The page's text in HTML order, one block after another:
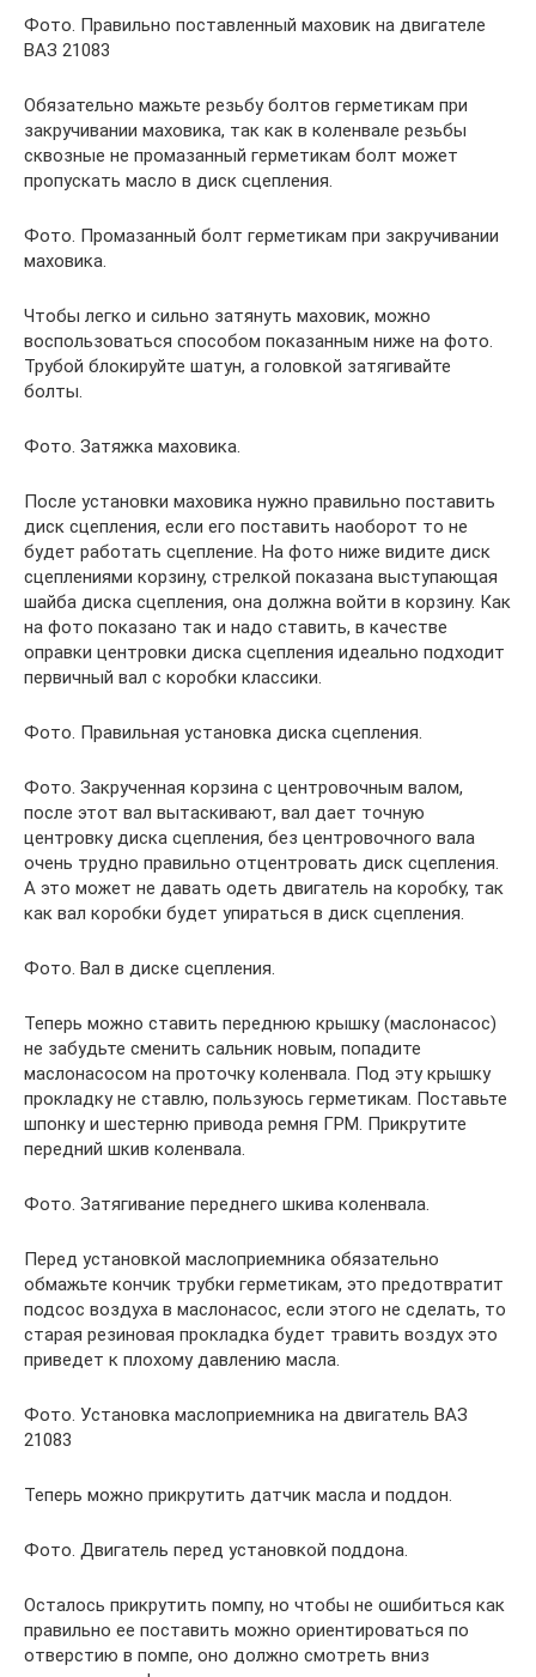
Фото. Правильно поставленный маховик на двигателе
ВАЗ 21083
Обязательно мажьте резьбу болтов герметикам при
закручивании маховика, так как в коленвале резьбы
сквозные не промазанный герметикам болт может
пропускать масло в диск сцепления.
Фото. Промазанный болт герметикам при закручивании
маховика.
Чтобы легко и сильно затянуть маховик, можно
воспользоваться способом показанным ниже на фото.
Трубой блокируйте шатун, а головкой затягивайте
болты.
Фото. Затяжка маховика.
После установки маховика нужно правильно поставить
диск сцепления, если его поставить наоборот то не
будет работать сцепление. На фото ниже видите диск
сцеплениями корзину, стрелкой показана выступающая
шайба диска сцепления, она должна войти в корзину. Как
на фото показано так и надо ставить, в качестве
оправки центровки диска сцепления идеально подходит
первичный вал с коробки классики.
Фото. Правильная установка диска сцепления.
Фото. Закрученная корзина с центровочным валом,
после этот вал вытаскивают, вал дает точную
центровку диска сцепления, без центровочного вала
очень трудно правильно отцентровать диск сцепления.
А это может не давать одеть двигатель на коробку, так
как вал коробки будет упираться в диск сцепления.
Фото. Вал в диске сцепления.
Теперь можно ставить переднюю крышку (маслонасос)
не забудьте сменить сальник новым, попадите
маслонасосом на проточку коленвала. Под эту крышку
прокладку не ставлю, пользуюсь герметикам. Поставьте
шпонку и шестерню привода ремня ГРМ. Прикрутите
передний шкив коленвала.
Фото. Затягивание переднего шкива коленвала.
Перед установкой маслоприемника обязательно
обмажьте кончик трубки герметикам, это предотвратит
подсос воздуха в маслонасос, если этого не сделать, то
старая резиновая прокладка будет травить воздух это
приведет к плохому давлению масла.
Фото. Установка маслоприемника на двигатель ВАЗ
21083
Теперь можно прикрутить датчик масла и поддон.
Фото. Двигатель перед установкой поддона.
Осталось прикрутить помпу, но чтобы не ошибиться как
правильно ее поставить можно ориентироваться по
отверстию в помпе, оно должно смотреть вниз